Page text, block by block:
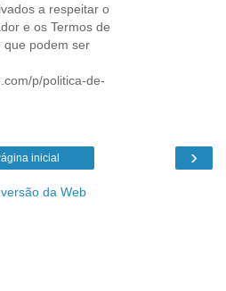
a respeitar o
e os Termos de
que podem ser
p/politica-de-
›
inicial
da Web